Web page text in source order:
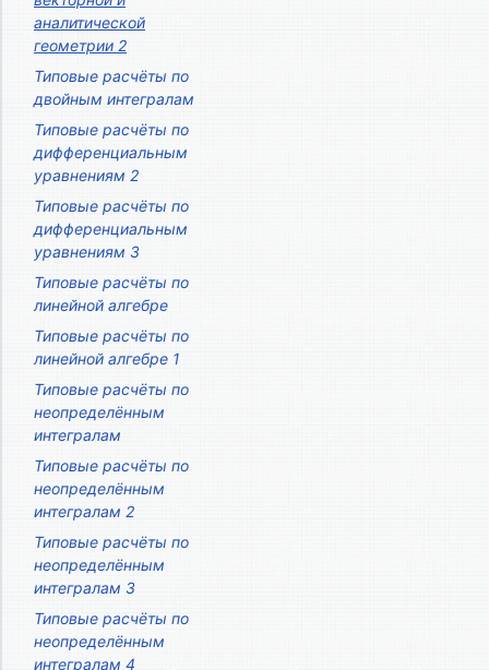
аналитической
геометрии 2
Типовые расчёты по
двойным интегралам
Типовые расчёты по
дифференциальным
уравнениям 2
Типовые расчёты по
дифференциальным
уравнениям 3
Типовые расчёты по
линейной алгебре
Типовые расчёты по
линейной алгебре 1
Типовые расчёты по
неопределённым
интегралам
Типовые расчёты по
неопределённым
интегралам 2
Типовые расчёты по
неопределённым
интегралам 3
Типовые расчёты по
неопределённым
интегралам 4